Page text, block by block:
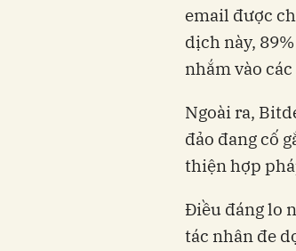
email được
dịch này,
nhắm vào
Ngoài ra,
đảo đang cố
thiện hợp
Điều đáng lo
tác nhân đe